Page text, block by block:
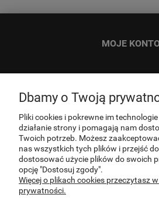
MOJE
INFORMACJE
O NAS
KONTAKT
Dbamy o Twoją
Pliki cookies i pokrewne im
działanie strony i pomagają nam
Twoich potrzeb. Możesz
nas wszystkich tych plików i przejść
dostosować użycie plików do swoich
opcję "Dostosuj zgody".
Więcej o plikach cookies przeczytasz
prywatności.